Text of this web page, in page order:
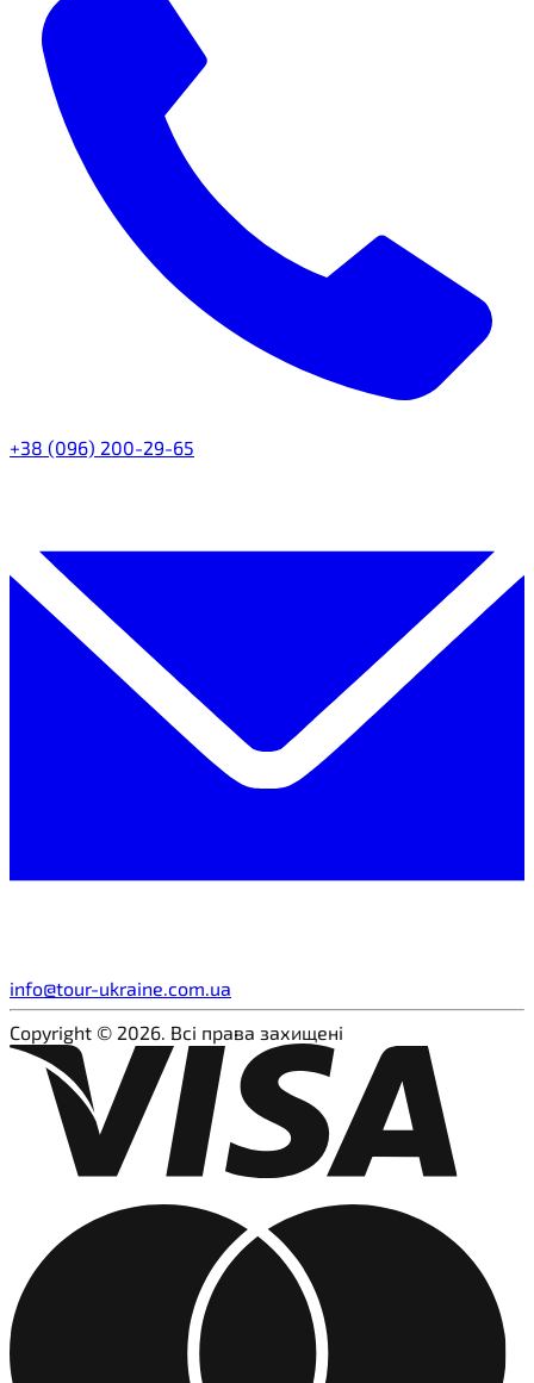
+38 (096) 200-29-65
info@tour-ukraine.com.ua
Copyright © 2026. Всі права захищені